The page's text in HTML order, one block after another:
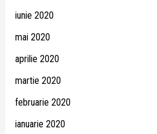
iunie 2020
mai 2020
aprilie 2020
martie 2020
februarie 2020
ianuarie 2020